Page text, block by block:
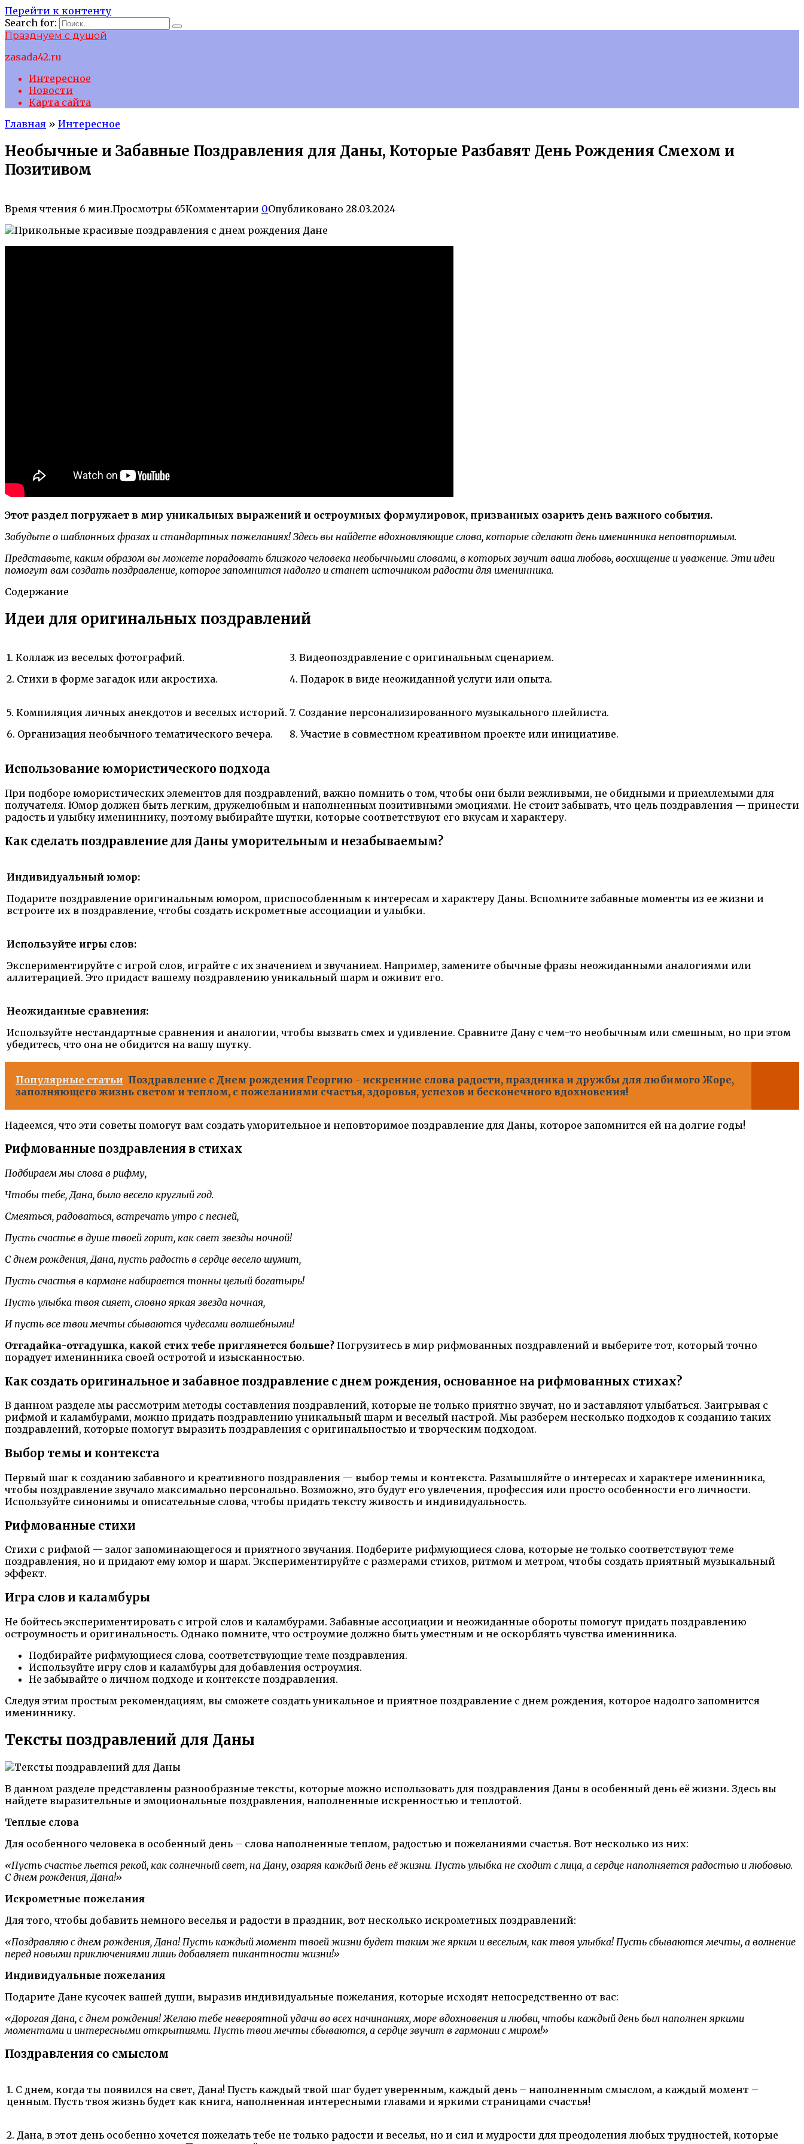
Перейти к контенту
Search for:
Празднуем с душой
zasada42.ru
Интересное
Новости
Карта сайта
Главная » Интересное
Необычные и Забавные Поздравления для Даны, Которые Разбавят День Рождения Смехом и
Позитивом
Время чтения 6 мин.Просмотры 65Комментарии 0Опубликовано 28.03.2024
Этот раздел погружает в мир уникальных выражений и остроумных формулировок, призванных озарить день важного события.
Забудьте о шаблонных фразах и стандартных пожеланиях! Здесь вы найдете вдохновляющие слова, которые сделают день именинника неповторимым.
Представьте, каким образом вы можете порадовать близкого человека необычными словами, в которых звучит ваша любовь, восхищение и уважение. Эти идеи
помогут вам создать поздравление, которое запомнится надолго и станет источником радости для именинника.
Содержание
Идеи для оригинальных поздравлений
1. Коллаж из веселых фотографий.
2. Стихи в форме загадок или акростиха.
3. Видеопоздравление с оригинальным сценарием.
4. Подарок в виде неожиданной услуги или опыта.
5. Компиляция личных анекдотов и веселых историй.
6. Организация необычного тематического вечера.
7. Создание персонализированного музыкального плейлиста.
8. Участие в совместном креативном проекте или инициативе.
Использование юмористического подхода
При подборе юмористических элементов для поздравлений, важно помнить о том, чтобы они были вежливыми, не обидными и приемлемыми для
получателя. Юмор должен быть легким, дружелюбным и наполненным позитивными эмоциями. Не стоит забывать, что цель поздравления — принести
радость и улыбку имениннику, поэтому выбирайте шутки, которые соответствуют его вкусам и характеру.
Как сделать поздравление для Даны уморительным и незабываемым?
Индивидуальный юмор:
Подарите поздравление оригинальным юмором, приспособленным к интересам и характеру Даны. Вспомните забавные моменты из ее жизни и
встроите их в поздравление, чтобы создать искрометные ассоциации и улыбки.
Используйте игры слов:
Экспериментируйте с игрой слов, играйте с их значением и звучанием. Например, замените обычные фразы неожиданными аналогиями или
аллитерацией. Это придаст вашему поздравлению уникальный шарм и оживит его.
Неожиданные сравнения:
Используйте нестандартные сравнения и аналогии, чтобы вызвать смех и удивление. Сравните Дану с чем-то необычным или смешным, но при этом
убедитесь, что она не обидится на вашу шутку.
Популярные статьи Поздравление с Днем рождения Георгию - искренние слова радости, праздника и дружбы для любимого Жоре,
заполняющего жизнь светом и теплом, с пожеланиями счастья, здоровья, успехов и бесконечного вдохновения!
Надеемся, что эти советы помогут вам создать уморительное и неповторимое поздравление для Даны, которое запомнится ей на долгие годы!
Рифмованные поздравления в стихах
Подбираем мы слова в рифму,
Чтобы тебе, Дана, было весело круглый год.
Смеяться, радоваться, встречать утро с песней,
Пусть счастье в душе твоей горит, как свет звезды ночной!
С днем рождения, Дана, пусть радость в сердце весело шумит,
Пусть счастья в кармане набирается тонны целый богатырь!
Пусть улыбка твоя сияет, словно яркая звезда ночная,
И пусть все твои мечты сбываются чудесами волшебными!
Отгадайка-отгадушка, какой стих тебе приглянется больше? Погрузитесь в мир рифмованных поздравлений и выберите тот, который точно
порадует именинника своей остротой и изысканностью.
Как создать оригинальное и забавное поздравление с днем рождения, основанное на рифмованных стихах?
В данном разделе мы рассмотрим методы составления поздравлений, которые не только приятно звучат, но и заставляют улыбаться. Заигрывая с
рифмой и каламбурами, можно придать поздравлению уникальный шарм и веселый настрой. Мы разберем несколько подходов к созданию таких
поздравлений, которые помогут выразить поздравления с оригинальностью и творческим подходом.
Выбор темы и контекста
Первый шаг к созданию забавного и креативного поздравления — выбор темы и контекста. Размышляйте о интересах и характере именинника,
чтобы поздравление звучало максимально персонально. Возможно, это будут его увлечения, профессия или просто особенности его личности.
Используйте синонимы и описательные слова, чтобы придать тексту живость и индивидуальность.
Рифмованные стихи
Стихи с рифмой — залог запоминающегося и приятного звучания. Подберите рифмующиеся слова, которые не только соответствуют теме
поздравления, но и придают ему юмор и шарм. Экспериментируйте с размерами стихов, ритмом и метром, чтобы создать приятный музыкальный
эффект.
Игра слов и каламбуры
Не бойтесь экспериментировать с игрой слов и каламбурами. Забавные ассоциации и неожиданные обороты помогут придать поздравлению
остроумность и оригинальность. Однако помните, что остроумие должно быть уместным и не оскорблять чувства именинника.
Подбирайте рифмующиеся слова, соответствующие теме поздравления.
Используйте игру слов и каламбуры для добавления остроумия.
Не забывайте о личном подходе и контексте поздравления.
Следуя этим простым рекомендациям, вы сможете создать уникальное и приятное поздравление с днем рождения, которое надолго запомнится
имениннику.
Тексты поздравлений для Даны
В данном разделе представлены разнообразные тексты, которые можно использовать для поздравления Даны в особенный день её жизни. Здесь вы
найдете выразительные и эмоциональные поздравления, наполненные искренностью и теплотой.
Теплые слова
Для особенного человека в особенный день – слова наполненные теплом, радостью и пожеланиями счастья. Вот несколько из них:
«Пусть счастье льется рекой, как солнечный свет, на Дану, озаряя каждый день её жизни. Пусть улыбка не сходит с лица, а сердце наполняется радостью и любовью.
С днем рождения, Дана!»
Искрометные пожелания
Для того, чтобы добавить немного веселья и радости в праздник, вот несколько искрометных поздравлений:
«Поздравляю с днем рождения, Дана! Пусть каждый момент твоей жизни будет таким же ярким и веселым, как твоя улыбка! Пусть сбываются мечты, а волнение
перед новыми приключениями лишь добавляет пикантности жизни!»
Индивидуальные пожелания
Подарите Дане кусочек вашей души, выразив индивидуальные пожелания, которые исходят непосредственно от вас:
«Дорогая Дана, с днем рождения! Желаю тебе невероятной удачи во всех начинаниях, море вдохновения и любви, чтобы каждый день был наполнен яркими
моментами и интересными открытиями. Пусть твои мечты сбываются, а сердце звучит в гармонии с миром!»
Поздравления со смыслом
1. С днем, когда ты появился на свет, Дана! Пусть каждый твой шаг будет уверенным, каждый день – наполненным смыслом, а каждый момент –
ценным. Пусть твоя жизнь будет как книга, наполненная интересными главами и яркими страницами счастья!
2. Дана, в этот день особенно хочется пожелать тебе не только радости и веселья, но и сил и мудрости для преодоления любых трудностей, которые